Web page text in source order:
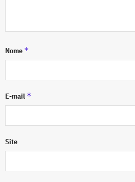
Nome *
E-mail *
Site